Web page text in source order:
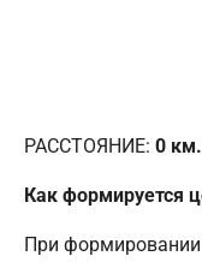
РАССТОЯНИЕ: 0 км.
Как формируется
При